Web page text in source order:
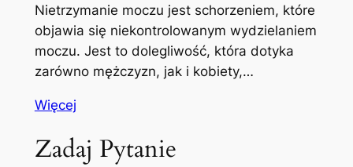
Nietrzymanie moczu jest schorzeniem, które
objawia się niekontrolowanym wydzielaniem
moczu. Jest to dolegliwość, która dotyka
zarówno mężczyzn, jak i kobiety,…
Więcej
Zadaj Pytanie